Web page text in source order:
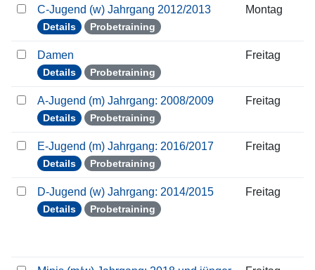
C-Jugend (w) Jahrgang 2012/2013
Details Probetraining
Montag
Damen
Details Probetraining
Freitag
A-Jugend (m) Jahrgang: 2008/2009
Details Probetraining
Freitag
E-Jugend (m) Jahrgang: 2016/2017
Details Probetraining
Freitag
D-Jugend (w) Jahrgang: 2014/2015
Details Probetraining
Freitag